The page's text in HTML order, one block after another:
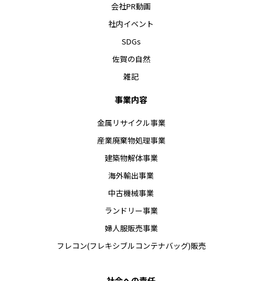
会社PR動画
社内イベント
SDGs
佐賀の自然
雑記
事業内容
金属リサイクル事業
産業廃棄物処理事業
建築物解体事業
海外輸出事業
中古機械事業
ランドリー事業
婦人服販売事業
フレコン(フレキシブルコンテナバッグ)販売